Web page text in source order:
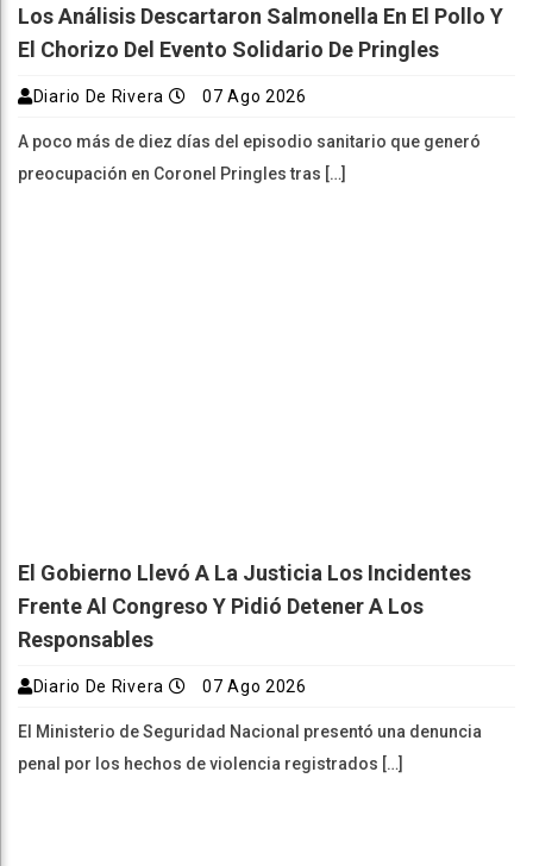
Los Análisis Descartaron Salmonella En El Pollo Y
El Chorizo Del Evento Solidario De Pringles
Diario De Rivera 07 Ago 2026
A poco más de diez días del episodio sanitario que generó
preocupación en Coronel Pringles tras […]
El Gobierno Llevó A La Justicia Los Incidentes
Frente Al Congreso Y Pidió Detener A Los
Responsables
Diario De Rivera 07 Ago 2026
El Ministerio de Seguridad Nacional presentó una denuncia
penal por los hechos de violencia registrados […]